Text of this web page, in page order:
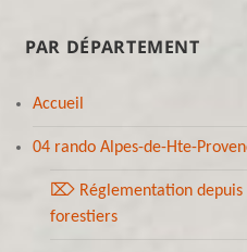
PAR DÉPARTEMENT
Accueil
04 rando Alpes-de-Hte-
⌦ Réglementation depuis
forestiers